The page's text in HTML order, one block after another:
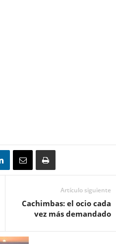
Artículo siguiente
Cachimbas: el ocio cada
vez más demandado